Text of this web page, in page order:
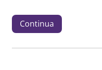
Continua